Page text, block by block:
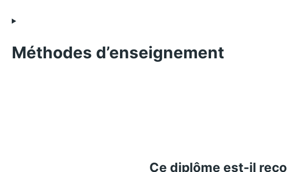
Méthodes d’enseignement
Ce diplôme est-il